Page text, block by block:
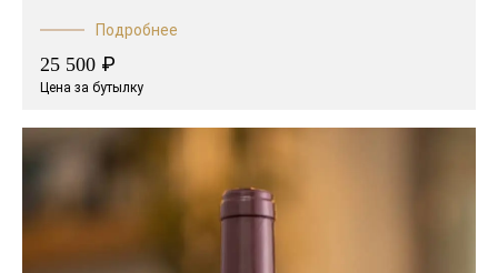
Подробнее
25 500 ₽
Цена за бутылку